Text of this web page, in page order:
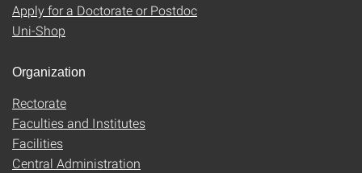
Apply for a Doctorate or Postdoc
Uni-Shop
Organization
Rectorate
Faculties and Institutes
Facilities
Central Administration